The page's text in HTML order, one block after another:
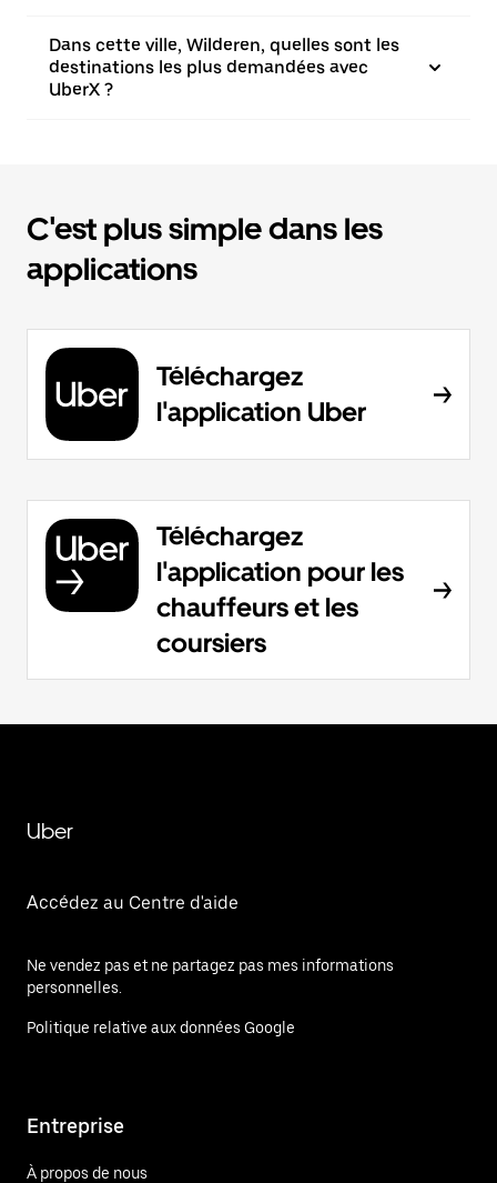
Dans cette ville, Wilderen, quelles sont les
destinations les plus demandées avec
UberX ?
C'est plus simple dans les
applications
Téléchargez
l'application Uber
Téléchargez
l'application pour les
chauffeurs et les
coursiers
Uber
Accédez au Centre d'aide
Ne vendez pas et ne partagez pas mes informations
personnelles.
Politique relative aux données Google
Entreprise
À propos de nous